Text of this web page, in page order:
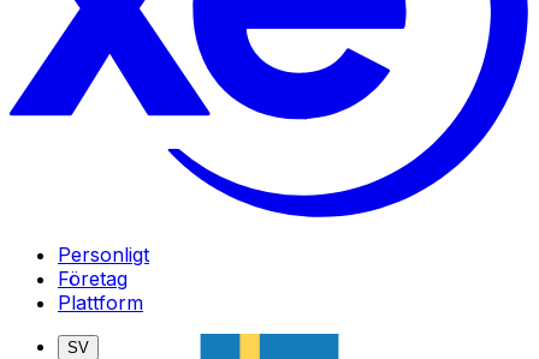
Personligt
Företag
Plattform
SV